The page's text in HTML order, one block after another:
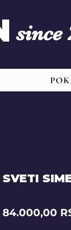
since
SVETI
84.000,00